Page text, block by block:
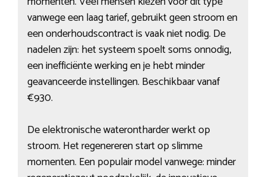
vanwege een laag tarief, gebruikt geen stroom en
een onderhoudscontract is vaak niet nodig. De
nadelen zijn: het systeem spoelt soms onnodig,
een inefficiënte werking en je hebt minder
geavanceerde instellingen. Beschikbaar vanaf
€930.
De elektronische waterontharder werkt op
stroom. Het regenereren start op slimme
momenten. Een populair model vanwege: minder